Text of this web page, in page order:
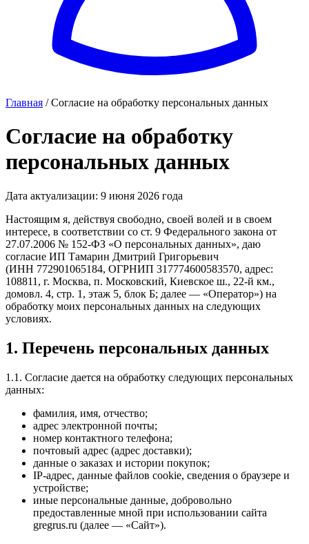
Главная / Согласие на обработку персональных данных
Согласие на обработку
персональных данных
Дата актуализации: 9 июня 2026 года
Настоящим я, действуя свободно, своей волей и в своем
интересе, в соответствии со ст. 9 Федерального закона от
27.07.2006 № 152-ФЗ «О персональных данных», даю
согласие ИП Тамарин Дмитрий Григорьевич
(ИНН 772901065184, ОГРНИП 317774600583570, адрес:
108811, г. Москва, п. Московский, Киевское ш., 22-й км.,
домовл. 4, стр. 1, этаж 5, блок Б; далее — «Оператор») на
обработку моих персональных данных на следующих
условиях.
1. Перечень персональных данных
1.1. Согласие дается на обработку следующих персональных
данных:
фамилия, имя, отчество;
адрес электронной почты;
номер контактного телефона;
почтовый адрес (адрес доставки);
данные о заказах и истории покупок;
IP-адрес, данные файлов cookie, сведения о браузере и
устройстве;
иные персональные данные, добровольно
предоставленные мной при использовании сайта
gregrus.ru (далее — «Сайт»).